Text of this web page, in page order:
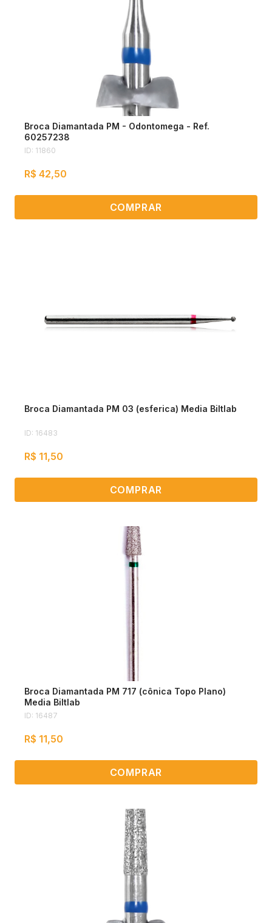
Broca Diamantada PM - Odontomega - Ref.
60257238
ID: 11860
R$ 42,50
COMPRAR
Broca Diamantada PM 03 (esferica) Media Biltlab
ID: 16483
R$ 11,50
COMPRAR
Broca Diamantada PM 717 (cônica Topo Plano)
Media Biltlab
ID: 16487
R$ 11,50
COMPRAR